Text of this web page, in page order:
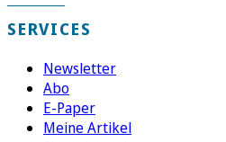
SERVICES
Newsletter
Abo
E-Paper
Meine Artikel